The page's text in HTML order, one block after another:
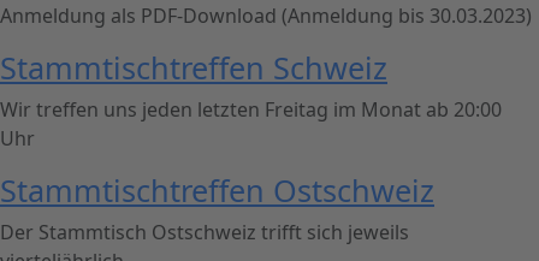
Anmeldung als PDF-Download (Anmeldung bis 30.03.2023)
Stammtischtreffen Schweiz
Wir treffen uns jeden letzten Freitag im Monat ab 20:00
Uhr
Stammtischtreffen Ostschweiz
Der Stammtisch Ostschweiz trifft sich jeweils